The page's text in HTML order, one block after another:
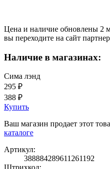
Цена и наличие обновлены 2
вы переходите на сайт
Наличие в магазинах:
Сима лэнд
295 ₽
388 ₽
Купить
Ваш магазин продает этот
каталоге
Артикул:
388884289611261192